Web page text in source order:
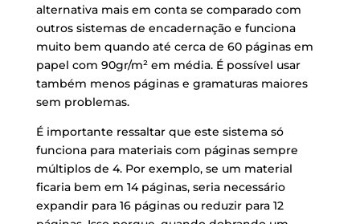
alternativa mais em conta se comparado com
outros sistemas de encadernação e funciona
muito bem quando até cerca de 60 páginas em
papel com 90gr/m² em média. É possível usar
também menos páginas e gramaturas maiores
sem problemas.
É importante ressaltar que este sistema só
funciona para materiais com páginas sempre
múltiplos de 4. Por exemplo, se um material
ficaria bem em 14 páginas, seria necessário
expandir para 16 páginas ou reduzir para 12